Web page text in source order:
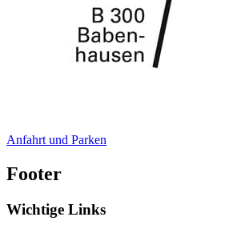
Anfahrt und Parken
Footer
Wichtige Links